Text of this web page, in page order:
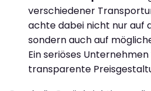
verschiedener
achte dabei nicht nur auf
sondern auch auf
Ein seriöses
transparente